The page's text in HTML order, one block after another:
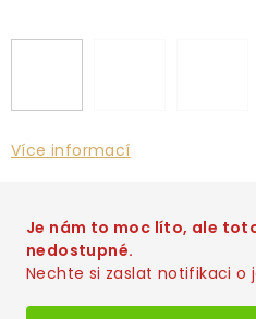
Více informací
Je nám to moc líto, ale
nedostupné.
Nechte si zaslat notifikaci o